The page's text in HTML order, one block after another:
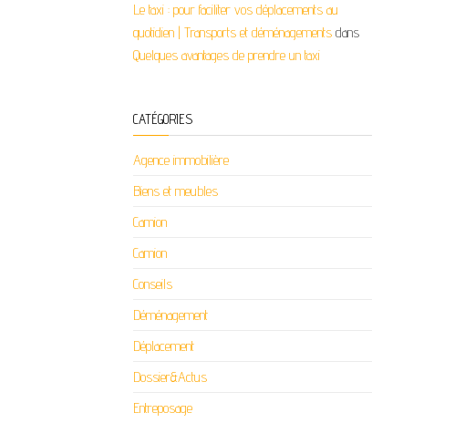
Le taxi : pour faciliter vos déplacements au
quotidien | Transports et déménagementsdans
Quelques avantages de prendre un taxi
CATÉGORIES
Agence immobilière
Biens et meubles
Camion
Camion
Conseils
Déménagement
Déplacement
Dossier&Actus
Entreposage